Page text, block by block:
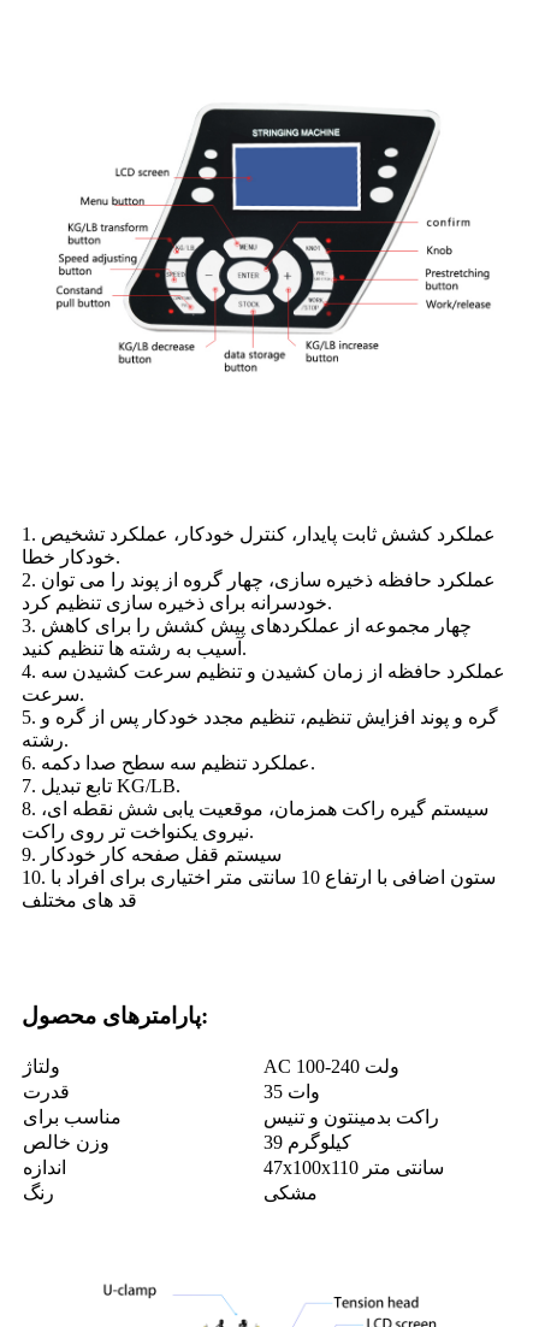
1. عملکرد کشش ثابت پایدار، کنترل خودکار، عملکرد تشخیص
خودکار خطا.
2. عملکرد حافظه ذخیره سازی، چهار گروه از پوند را می توان
خودسرانه برای ذخیره سازی تنظیم کرد.
3. چهار مجموعه از عملکردهای پیش کشش را برای کاهش
آسیب به رشته ها تنظیم کنید.
4. عملکرد حافظه از زمان کشیدن و تنظیم سرعت کشیدن سه
سرعت.
5. گره و پوند افزایش تنظیم، تنظیم مجدد خودکار پس از گره و
رشته.
6. عملکرد تنظیم سه سطح صدا دکمه.
7. تابع تبدیل KG/LB.
8. سیستم گیره راکت همزمان، موقعیت یابی شش نقطه ای،
نیروی یکنواخت تر روی راکت.
9. سیستم قفل صفحه کار خودکار
10. ستون اضافی با ارتفاع 10 سانتی متر اختیاری برای افراد با
قد های مختلف
پارامترهای محصول:
ولتاژ
AC 100-240 ولت
قدرت
35 وات
مناسب برای
راکت بدمینتون و تنیس
وزن خالص
39 کیلوگرم
اندازه
47x100x110 سانتی متر
رنگ
مشکی